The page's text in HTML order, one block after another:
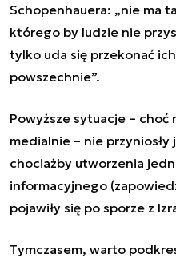
Schopenhauera: „nie ma
którego by ludzie nie
tylko uda się przekonać
powszechnie”.
Powyższe sytuacje – choć
medialnie – nie
chociażby utworzenia
informacyjnego
pojawiły się po sporze z
Tymczasem, warto